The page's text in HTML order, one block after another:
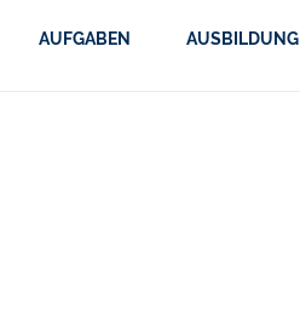
AUFGABEN AUSBILDUNG